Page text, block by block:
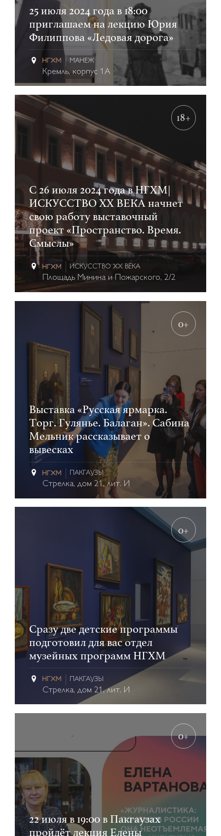
25 июля 2024 года в 18:00
приглашаем на лекцию Юрия
Филиппова «Ледовая дорога»
МАНЕЖ
Кремль, корпус 1А
18+
С 26 июля 2024 года в НГХМ|
ИСКУССТВО XX ВЕКА начнет
свою работу выставочный
проект «Пространство. Время.
Смыслы»
ИСКУССТВО XX ВЕКА
Площадь Минина и Пожарского, 2/2
0+
Выставка «Русская ярмарка.
Торг. Гулянье. Балаган». Сабина
Мельник рассказывает о
вывесках
ПАКГАУЗЫ
Стрелка, дом 21, лит. И
0+
Сразу две детские программы
подготовил для вас отдел
музейных программ НГХМ
ПАКГАУЗЫ
Стрелка, дом 21, лит. И
0+
22 июля в 19:00 в Пакгаузах
пройдёт лекция Елены